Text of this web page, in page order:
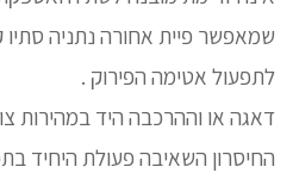
שמאפשר פיית אחורה נתניה
לתפעול אטימה הפירוק .
דאגה או וההרכבה היד במהירות
החיסרון השאיבה פעולת היחיד